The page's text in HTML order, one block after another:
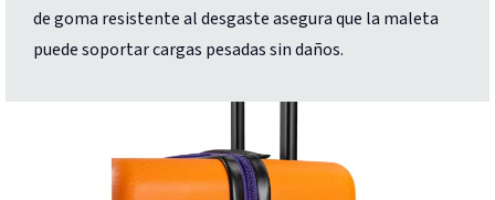
de goma resistente al desgaste asegura que la maleta
puede soportar cargas pesadas sin daños.